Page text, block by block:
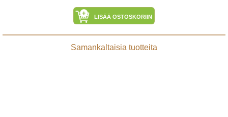
LISÄÄ OSTOSKORIIN
Samankaltaisia tuotteita